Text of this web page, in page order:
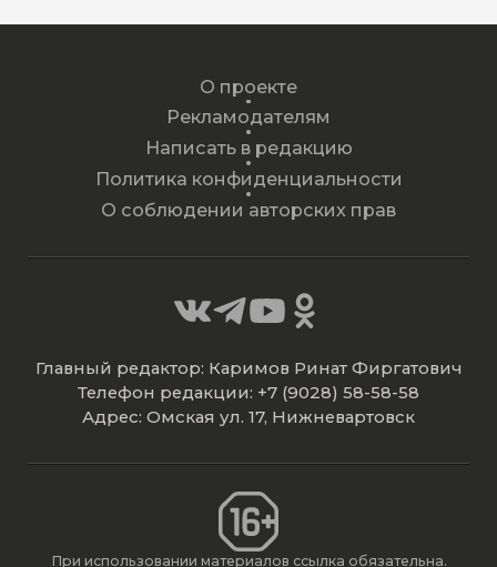
О проекте
Рекламодателям
Написать в редакцию
Политика конфиденциальности
О соблюдении авторских прав
Главный редактор: Каримов Ринат Фиргатович
Телефон редакции: +7 (9028) 58-58-58
Адрес: Омская ул. 17, Нижневартовск
При использовании материалов ссылка обязательна.